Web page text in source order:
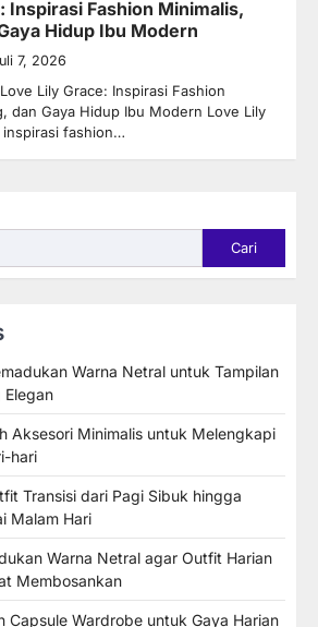
Inspirasi Fashion Minimalis,
Hidup Ibu Modern
7, 2026
Lily Grace: Inspirasi Fashion
dan Gaya Hidup Ibu Modern Love Lily
inspirasi fashion…
Cari
Warna Netral untuk Tampilan
Elegan
Aksesori Minimalis untuk Melengkapi
hari
Transisi dari Pagi Sibuk hingga
Malam Hari
Warna Netral agar Outfit Harian
Membosankan
Capsule Wardrobe untuk Gaya Harian